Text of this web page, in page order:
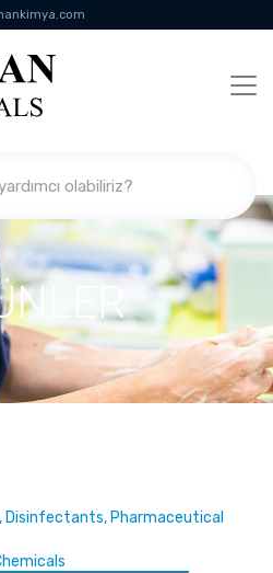
Toplumu Hizmetleri
Disinfectants, Pharmaceutical